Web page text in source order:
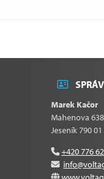
Marek Kačor
Mahenova
Jeseník 790 01
+420 776